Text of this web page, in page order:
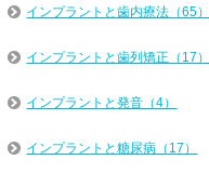
インプラントと歯内療法（65）
インプラントと歯列矯正（17）
インプラントと発音（4）
インプラントと糖尿病（17）